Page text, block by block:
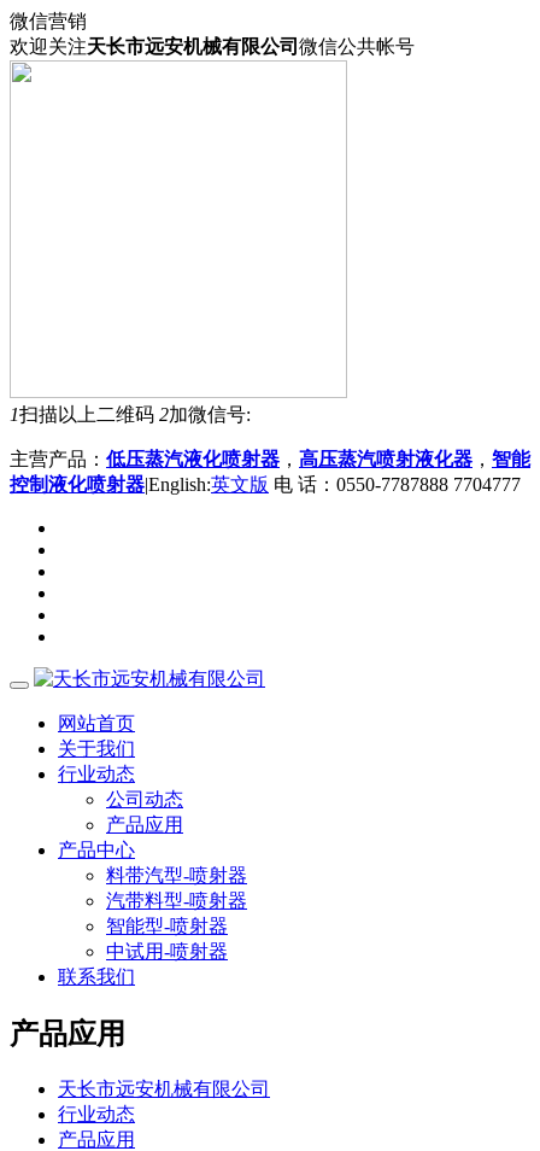
微信营销
欢迎关注天长市远安机械有限公司 微信公共帐号
1扫描以上二维码 2加微信号:
主营产品： 低压蒸汽液化喷射器 ， 高压蒸汽喷射液化器 ， 智能
控制液化喷射器|English:英文版 电 话：0550-7787888 7704777
网站首页
关于我们
行业动态
公司动态
产品应用
产品中心
料带汽型-喷射器
汽带料型-喷射器
智能型-喷射器
中试用-喷射器
联系我们
产品应用
天长市远安机械有限公司
行业动态
产品应用